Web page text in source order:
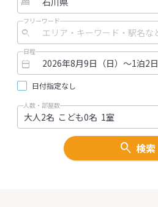
フリーワード
日程
日付指定なし
人数・部屋数
検索